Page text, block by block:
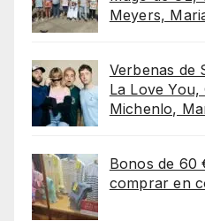
Meyers,
Verbenas de
La Love You,
Michenlo,
Bonos de 60
comprar en